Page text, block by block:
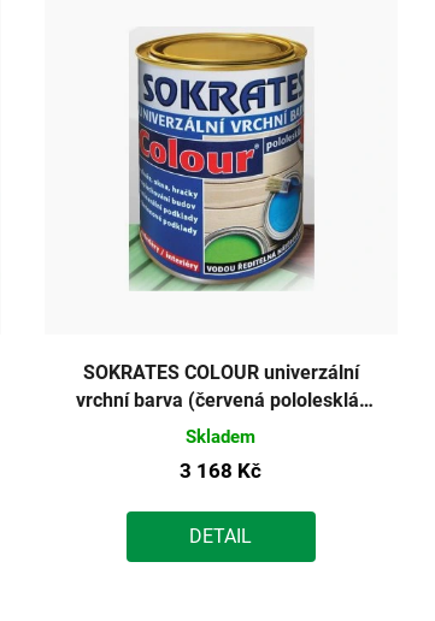
SOKRATES COLOUR univerzální
vrchní barva (červená pololesklá)
10kg
Skladem
3 168 Kč
DETAIL